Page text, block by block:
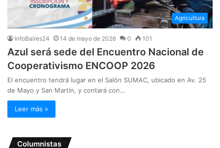
Agricultura
InfoBaires24 14 de mayo de 2026 0 101
Azul será sede del Encuentro Nacional de
Cooperativismo ENCOOP 2026
El encuentro tendrá lugar en el Salón SUMAC, ubicado en Av. 25
de Mayo y San Martín, y contará con…
Leer más »
Columnistas